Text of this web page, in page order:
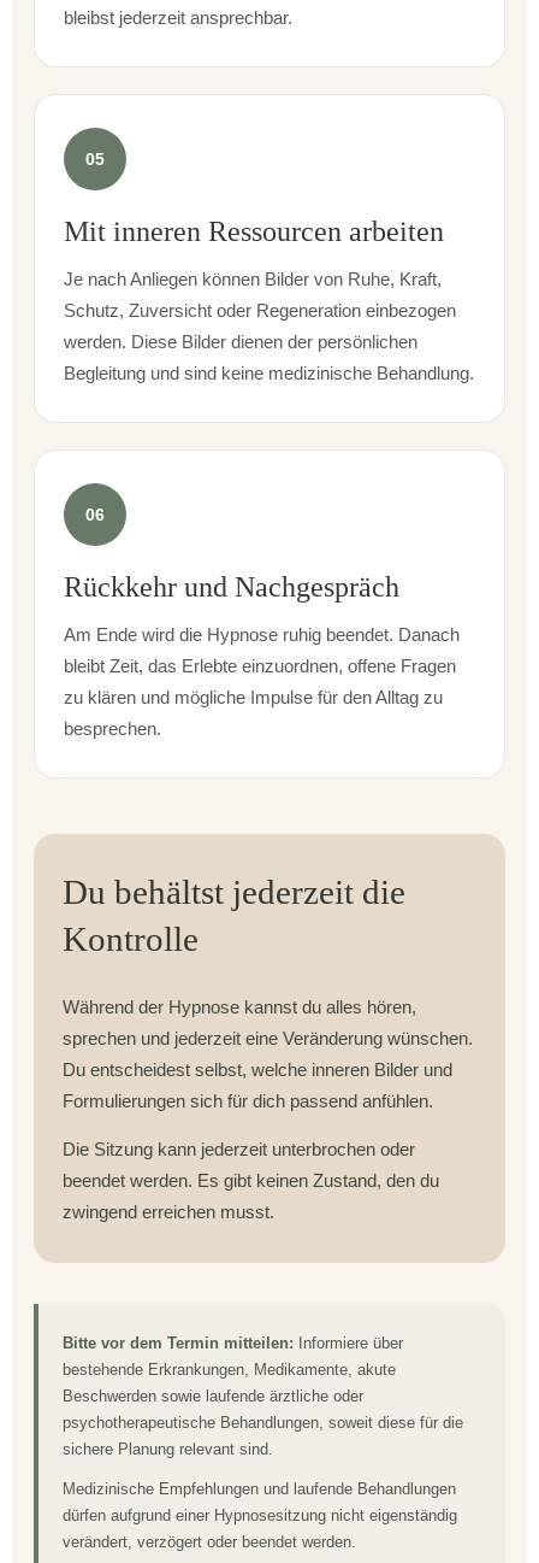
bleibst jederzeit ansprechbar.
05
Mit inneren Ressourcen arbeiten
Je nach Anliegen können Bilder von Ruhe, Kraft,
Schutz, Zuversicht oder Regeneration einbezogen
werden. Diese Bilder dienen der persönlichen
Begleitung und sind keine medizinische Behandlung.
06
Rückkehr und Nachgespräch
Am Ende wird die Hypnose ruhig beendet. Danach
bleibt Zeit, das Erlebte einzuordnen, offene Fragen
zu klären und mögliche Impulse für den Alltag zu
besprechen.
Du behältst jederzeit die
Kontrolle
Während der Hypnose kannst du alles hören,
sprechen und jederzeit eine Veränderung wünschen.
Du entscheidest selbst, welche inneren Bilder und
Formulierungen sich für dich passend anfühlen.
Die Sitzung kann jederzeit unterbrochen oder
beendet werden. Es gibt keinen Zustand, den du
zwingend erreichen musst.
Bitte vor dem Termin mitteilen: Informiere über
bestehende Erkrankungen, Medikamente, akute
Beschwerden sowie laufende ärztliche oder
psychotherapeutische Behandlungen, soweit diese für die
sichere Planung relevant sind.
Medizinische Empfehlungen und laufende Behandlungen
dürfen aufgrund einer Hypnosesitzung nicht eigenständig
verändert, verzögert oder beendet werden.